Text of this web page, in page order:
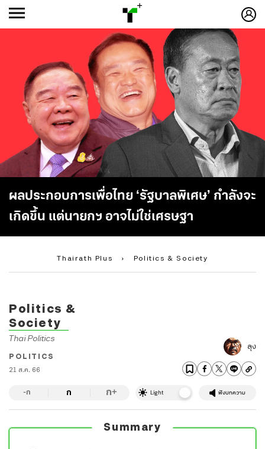
ผลประกอบการเพื่อไทย ‘รัฐบาลพิเศษ’ กำลังจะ
เกิดขึ้น แต่นายกฯ อาจไม่ใช่เศรษฐา
Thairath Plus › Politics & Society
-ก
Politics &
Society
Thai Politics
POLITICS
21 ส.ค. 66
ลุง
-ก ก ก+ Light ฟังบทความ
Summary